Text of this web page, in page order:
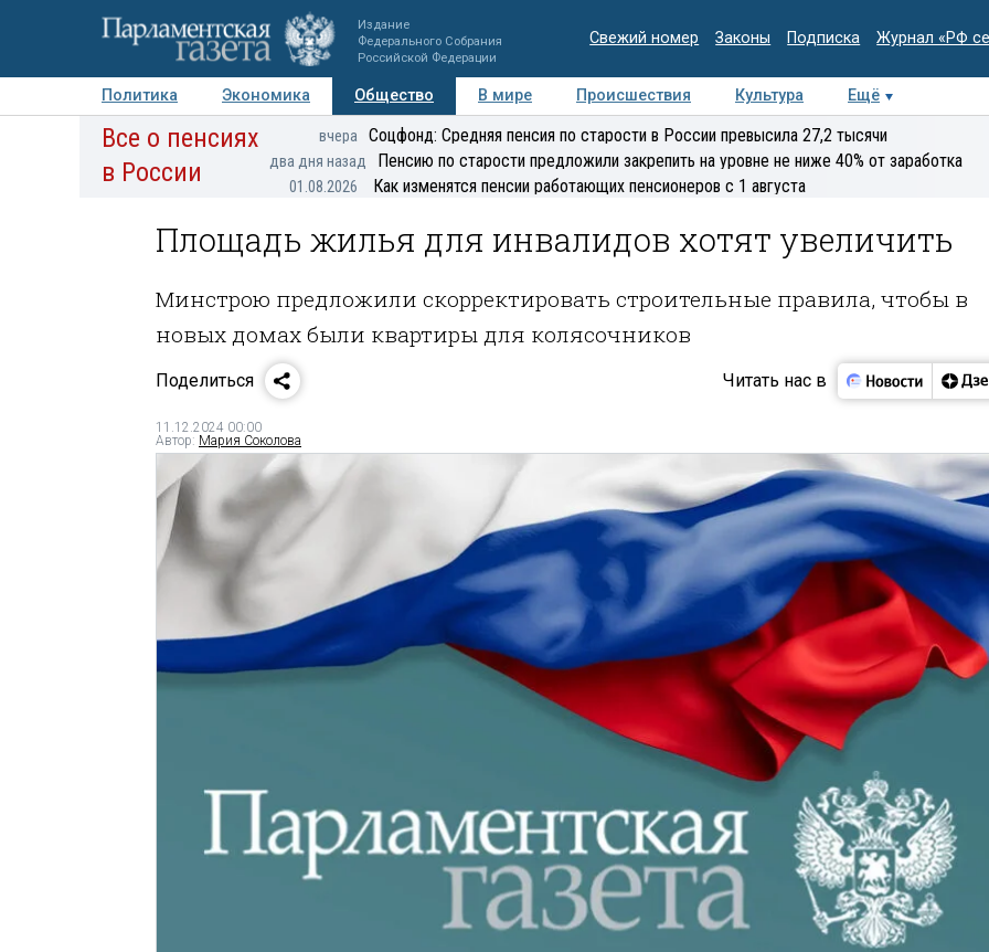
Издание
Федерального Собрания
Российской Федерации
Свежий номер Законы Подписка Журнал «РФ
Политика Экономика Общество В мире Происшествия Культура
Ещё
Авторы Персоны Мнения Регионы Медиацентр Интервью Колумнисты
Все о пенсиях
в России
вчера Соцфонд: Средняя пенсия по старости в России превысила 27,2 тысячи
два дня назад Пенсию по старости предложили закрепить на уровне не ниже 40% от заработка
01.08.2026 Как изменятся пенсии работающих пенсионеров с 1 августа
Площадь жилья для инвалидов хотят увеличить
Минстрою предложили скорректировать строительные правила, чтобы в
новых домах были квартиры для колясочников
Поделиться Читать нас в
11.12.2024 00:00
Автор: Мария Соколова